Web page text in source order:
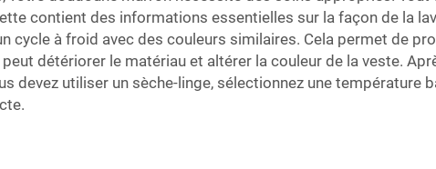
contient des informations essentielles sur la façon de la
cycle à froid avec des couleurs similaires. Cela permet de
détériorer le matériau et altérer la couleur de la veste.
devez utiliser un sèche-linge, sélectionnez une